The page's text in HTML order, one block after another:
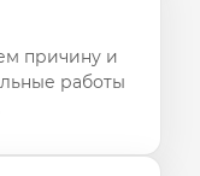
причину и
работы